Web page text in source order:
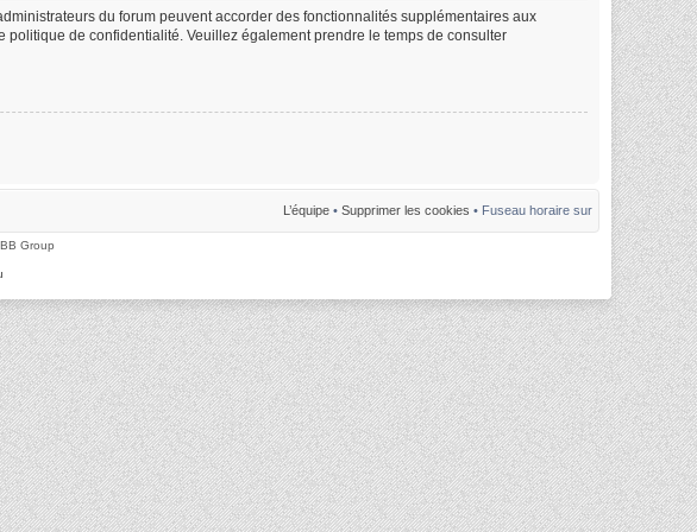
du forum peuvent accorder des fonctionnalités supplémentaires aux
politique de confidentialité. Veuillez également prendre le temps de consulter
L’équipe • Supprimer les cookies • Fuseau horaire sur
Group